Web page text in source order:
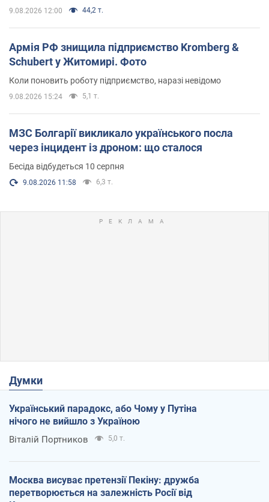
9.08.2026 12:00 44,2 т.
Армія РФ знищила підприємство Kromberg &
Schubert у Житомирі. Фото
Коли поновить роботу підприємство, наразі невідомо
9.08.2026 15:24 5,1 т.
МЗС Болгарії викликало українського посла
через інцидент із дроном: що сталося
Бесіда відбудеться 10 серпня
9.08.2026 11:58 6,3 т.
Думки
Український парадокс, або Чому у Путіна
нічого не вийшло з Україною
Віталій Портников 5,0 т.
Москва висуває претензії Пекіну: дружба
перетворюється на залежність Росії від